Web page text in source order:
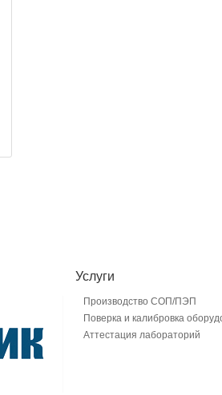
Услуги
Производство СОП/ПЭП
Поверка и калибровка
Аттестация лабораторий